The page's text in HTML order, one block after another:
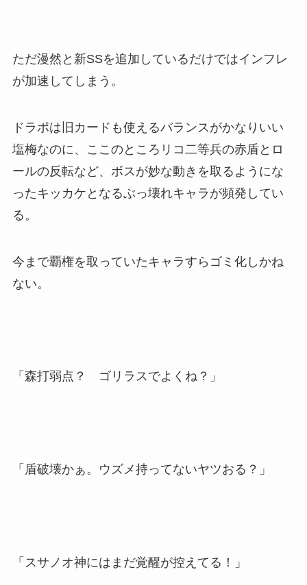
ただ漫然と新SSを追加しているだけではインフレ
が加速してしまう。
ドラポは旧カードも使えるバランスがかなりいい
塩梅なのに、ここのところリコ二等兵の赤盾とロ
ールの反転など、ボスが妙な動きを取るようにな
ったキッカケとなるぶっ壊れキャラが頻発してい
る。
今まで覇権を取っていたキャラすらゴミ化しかね
ない。
「森打弱点？ ゴリラスでよくね？」
「盾破壊かぁ。ウズメ持ってないヤツおる？」
「スサノオ神にはまだ覚醒が控えてる！」